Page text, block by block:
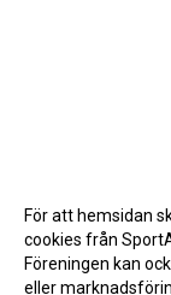
För att hemsidan
cookies från
Föreningen kan
eller